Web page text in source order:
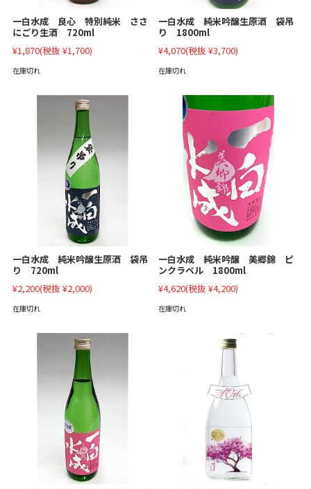
一白水成 良心 特別純米 ささ
にごり生酒 720ml
¥1,870(税抜 ¥1,700)
在庫切れ
一白水成 純米吟醸生原酒 袋吊
り 1800ml
¥4,070(税抜 ¥3,700)
在庫切れ
一白水成 純米吟醸生原酒 袋吊
り 720ml
¥2,200(税抜 ¥2,000)
在庫切れ
一白水成 純米吟醸 美郷錦 ピ
ンクラベル 1800ml
¥4,620(税抜 ¥4,200)
在庫切れ